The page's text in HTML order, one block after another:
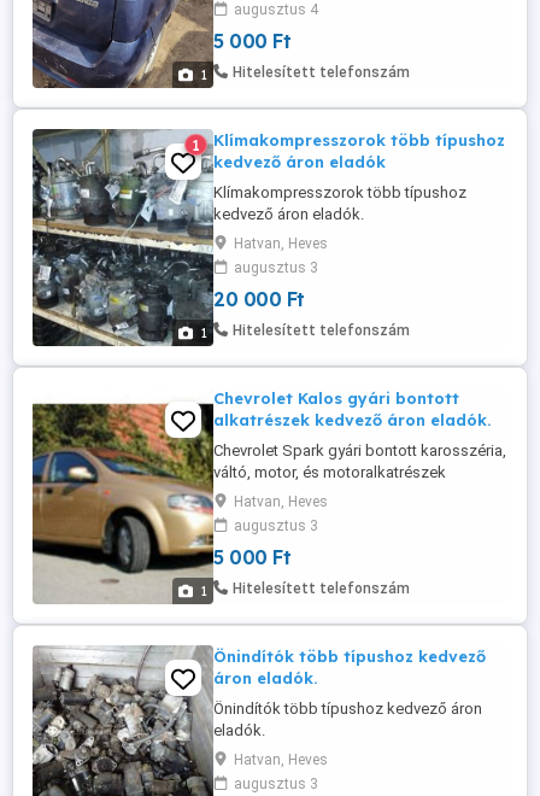
1
augusztus 4
5 000 Ft
Hitelesített telefonszám
1
1
Klímakompresszorok több típushoz
kedvező áron eladók
Klímakompresszorok több típushoz
kedvező áron eladók.
Hatvan, Heves
augusztus 3
20 000 Ft
Hitelesített telefonszám
1
Chevrolet Kalos gyári bontott
alkatrészek kedvező áron eladók.
Chevrolet Spark gyári bontott karosszéria,
váltó, motor, és motoralkatrészek
kedvező áron eladók.
Hatvan, Heves
augusztus 3
5 000 Ft
Hitelesített telefonszám
Önindítók több típushoz kedvező
áron eladók.
Önindítók több típushoz kedvező áron
eladók.
Hatvan, Heves
augusztus 3